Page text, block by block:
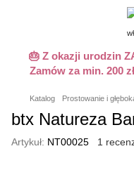
🎂 Z okazji urodzin
Zamów za min. 200
Katalog Prostowanie i
btx Natureza
Artykuł: NT00025 1